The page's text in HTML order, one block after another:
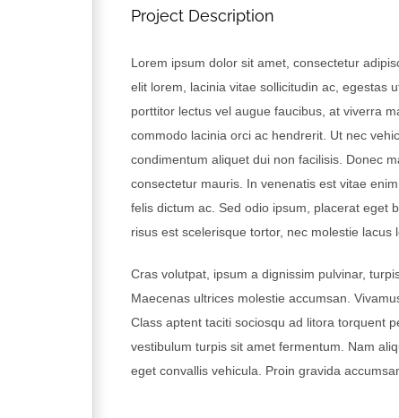
Project Description
Lorem ipsum dolor sit amet, consectetur
elit lorem, lacinia vitae sollicitudin ac, egestas
porttitor lectus vel augue faucibus, at viverra
commodo lacinia orci ac hendrerit. Ut nec
condimentum aliquet dui non facilisis. Donec
consectetur mauris. In venenatis est vitae
felis dictum ac. Sed odio ipsum, placerat eget
risus est scelerisque tortor, nec molestie lacus
Cras volutpat, ipsum a dignissim pulvinar,
Maecenas ultrices molestie accumsan.
Class aptent taciti sociosqu ad litora torquent
vestibulum turpis sit amet fermentum. Nam
eget convallis vehicula. Proin gravida